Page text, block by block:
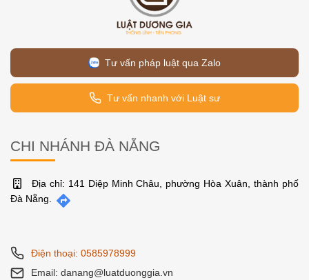
Tư vấn pháp luật qua Zalo
Tư vấn nhanh với Luật sư
CHI NHÁNH ĐÀ NẴNG
Địa chỉ: 141 Diệp Minh Châu, phường Hòa Xuân, thành phố
Đà Nẵng.
Điện thoại: 0585978999
Email: danang@luatduonggia.vn